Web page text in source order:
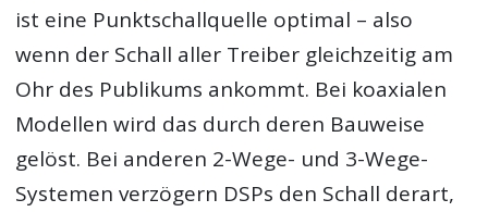
ist eine Punktschallquelle optimal – also
wenn der Schall aller Treiber gleichzeitig am
Ohr des Publikums ankommt. Bei koaxialen
Modellen wird das durch deren Bauweise
gelöst. Bei anderen 2-Wege- und 3-Wege-
Systemen verzögern DSPs den Schall derart,